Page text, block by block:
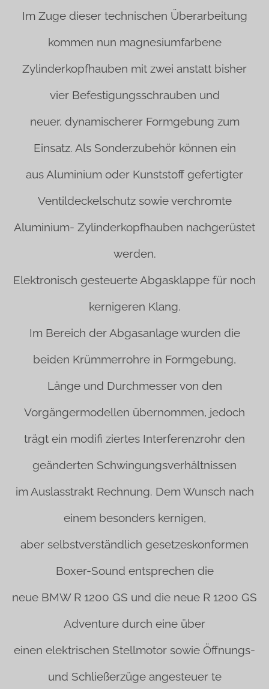
Im Zuge dieser technischen Überarbeitung
kommen nun magnesiumfarbene
Zylinderkopfhauben mit zwei anstatt bisher
vier Befestigungsschrauben und
neuer, dynamischerer Formgebung zum
Einsatz. Als Sonderzubehör können ein
aus Aluminium oder Kunststoff gefertigter
Ventildeckelschutz sowie verchromte
Aluminium- Zylinderkopfhauben nachgerüstet
werden.
Elektronisch gesteuerte Abgasklappe für noch
kernigeren Klang.
Im Bereich der Abgasanlage wurden die
beiden Krümmerrohre in Formgebung,
Länge und Durchmesser von den
Vorgängermodellen übernommen, jedoch
trägt ein modifi ziertes Interferenzrohr den
geänderten Schwingungsverhältnissen
im Auslasstrakt Rechnung. Dem Wunsch nach
einem besonders kernigen,
aber selbstverständlich gesetzeskonformen
Boxer-Sound entsprechen die
neue BMW R 1200 GS und die neue R 1200 GS
Adventure durch eine über
einen elektrischen Stellmotor sowie Öffnungs-
und Schließerzüge angesteuer te